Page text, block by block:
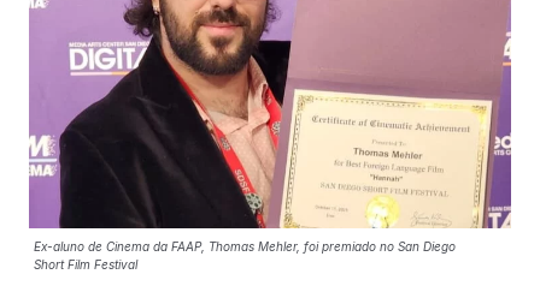
Ex-aluno de Cinema da FAAP, Thomas Mehler, foi premiado no San Diego
Short Film Festival